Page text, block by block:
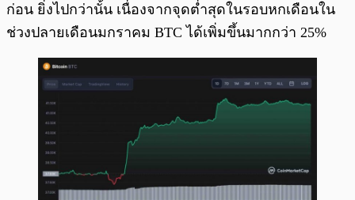
ก่อน ยิ่งไปกว่านั้น เนื่องจากจุดต่ำสุดในรอบหกเดือนใน
ช่วงปลายเดือนมกราคม BTC ได้เพิ่มขึ้นมากกว่า 25%